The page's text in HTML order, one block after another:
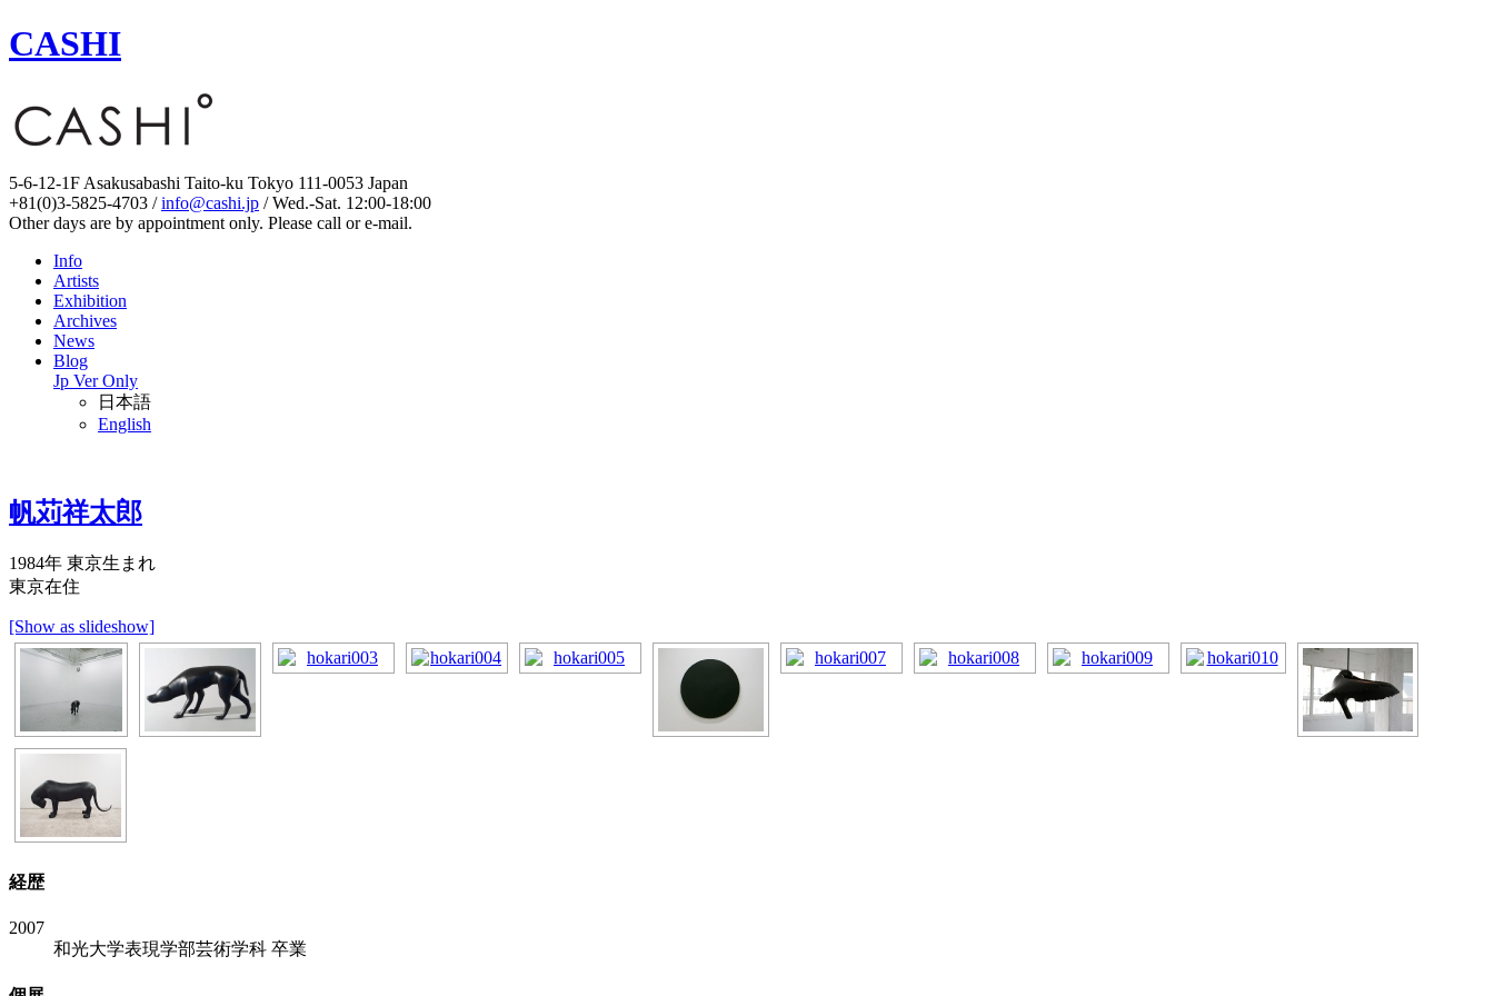
CASHI
5-6-12-1F Asakusabashi Taito-ku Tokyo 111-0053 Japan
+81(0)3-5825-4703 /info@cashi.jp / Wed.-Sat. 12:00-18:00
Other days are by appointment only. Please call or e-mail.
Info
Artists
Exhibition
Archives
News
Blog
Jp Ver Only
日本語
English
帆苅祥太郎
1984年 東京生まれ
東京在住
[Show as slideshow]
経歴
2007
和光大学表現学部芸術学科 卒業